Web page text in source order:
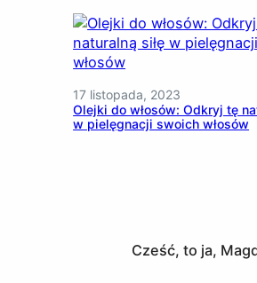
17 listopada, 2023
Olejki do włosów: Odkryj tę
w pielęgnacji swoich włosów
Cześć, to ja,